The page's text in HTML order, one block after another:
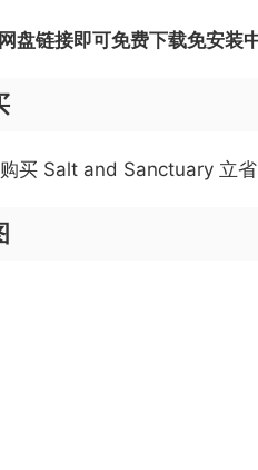
盘链接即可免费下载免安装
买 Salt and Sanctuary 立